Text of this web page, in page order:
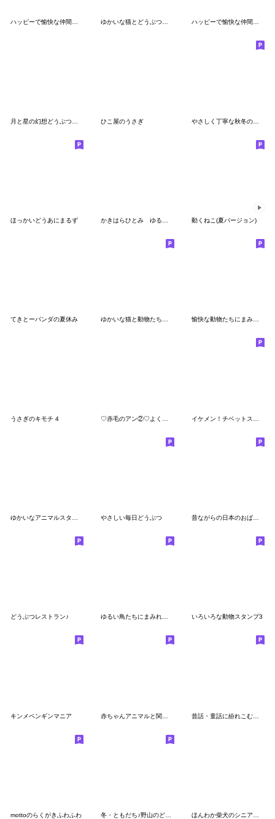
ハッピーで愉快な仲間たち２ ゆかいな猫とどうぶつたちのスタンプ ハッピーで愉快な仲間たち
ひこ屋のうさぎ やさしく丁寧な秋冬の動物スタンプ
ほっかいどうあにまるず 動くねこ(夏バージョン)
てきとーパンダの夏休み ゆかいな猫と動物たちのスタンプwith関西 愉快な動物たちにまみれたがりのスタンプ
うさぎのキモチ 4
やさしい毎日どうぶつ 昔ながらの日本のおばあちゃんスタンプ2
どうぶつレストラン♪ ゆるい鳥たちにまみれたがりのスタンプ いろいろな動物スタンプ3
キンメペンギンマニア 昔話・童話に紛れこむインコ
mottoのらくがきふわふわ